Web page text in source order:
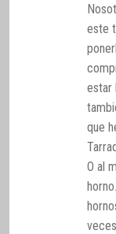
este
estar
que
O al